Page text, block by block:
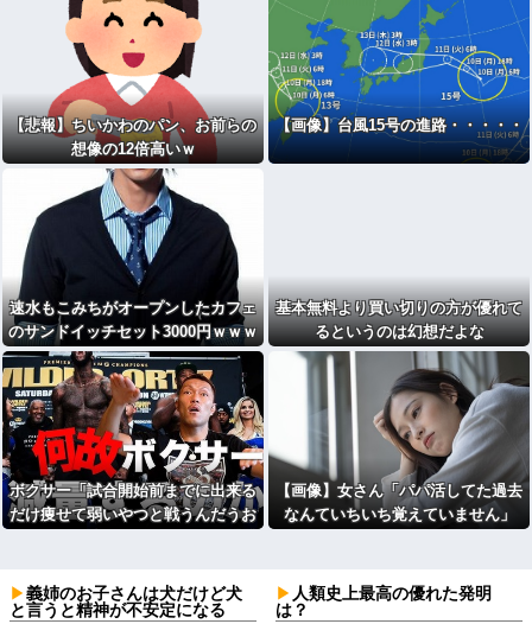
ね！！！
【悲報】ちいかわのパン、お前らの
想像の12倍高いｗ
【画像】台風15号の進路・・・・・
速水もこみちがオープンしたカフェ
のサンドイッチセット3000円ｗｗｗ
ｗｗ
基本無料より買い切りの方が優れて
るというのは幻想だよな
ボクサー「試合開始前までに出来る
だけ痩せて弱いやつと戦うんだうお
【画像】女さん「パパ活してた過去
なんていちいち覚えていません」
義姉のお子さんは犬だけど犬
と言うと精神が不安定になる
人類史上最高の優れた発明
は？